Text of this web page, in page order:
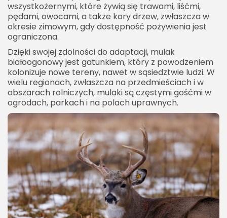
wszystkożernymi, które żywią się trawami, liśćmi,
pędami, owocami, a także kory drzew, zwłaszcza w
okresie zimowym, gdy dostępność pożywienia jest
ograniczona.
Dzięki swojej zdolności do adaptacji, mulak
białoogonowy jest gatunkiem, który z powodzeniem
kolonizuje nowe tereny, nawet w sąsiedztwie ludzi. W
wielu regionach, zwłaszcza na przedmieściach i w
obszarach rolniczych, mulaki są częstymi gośćmi w
ogrodach, parkach i na polach uprawnych.